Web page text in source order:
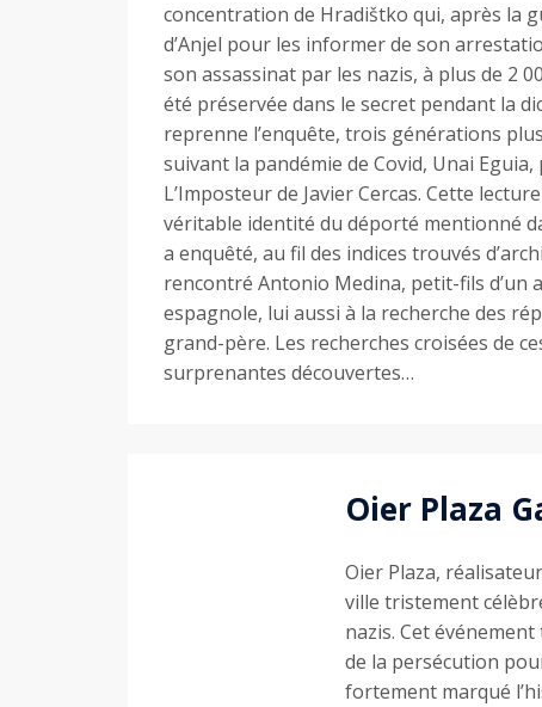
concentration de Hradištko qui, après la
d’Anjel pour les informer de son
son assassinat par les nazis, à plus de 2
été préservée dans le secret pendant la
reprenne l’enquête, trois générations
suivant la pandémie de Covid, Unai
L’Imposteur de Javier Cercas. Cette
véritable identité du déporté mentionné
a enquêté, au fil des indices trouvés
rencontré Antonio Medina, petit-fils d’un
espagnole, lui aussi à la recherche des
grand-père. Les recherches croisées de
surprenantes découvertes…
Oier Plaza
Oier Plaza,
ville tristement
nazis. Cet
de la persécution
fortement marqué